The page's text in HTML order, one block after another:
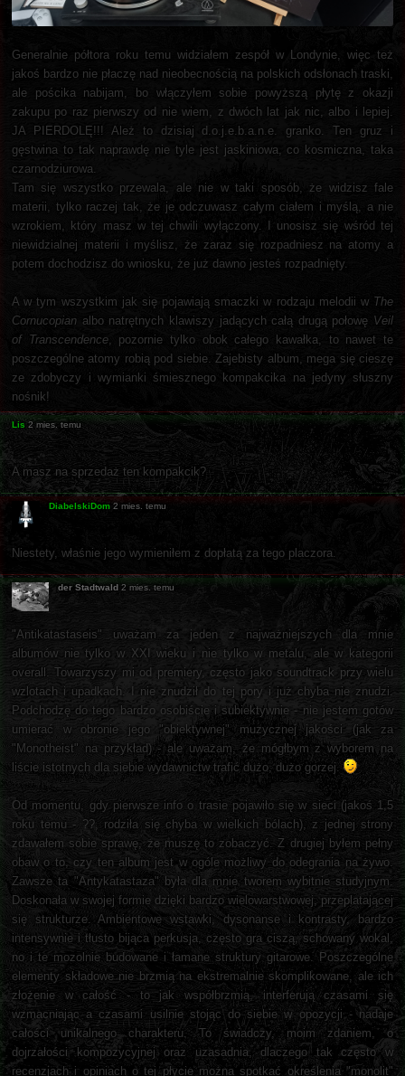
Generalnie półtora roku temu widziałem zespół w Londynie, więc też
jakoś bardzo nie płaczę nad nieobecnością na polskich odsłonach traski,
ale pościka nabijam, bo włączyłem sobie powyższą płytę z okazji
zakupu po raz pierwszy od nie wiem, z dwóch lat jak nic, albo i lepiej.
JA PIERDOLĘ!!! Ależ to dzisiaj d.o.j.e.b.a.n.e. granko. Ten gruz i
gęstwina to tak naprawdę nie tyle jest jaskiniowa, co kosmiczna, taka
czarnodziurowa.
Tam się wszystko przewala, ale nie w taki sposób, że widzisz fale
materii, tylko raczej tak, że je odczuwasz całym ciałem i myślą, a nie
wzrokiem, który masz w tej chwili wyłączony. I unosisz się wśród tej
niewidzialnej materii i myślisz, że zaraz się rozpadniesz na atomy a
potem dochodzisz do wniosku, że już dawno jesteś rozpadnięty.
A w tym wszystkim jak się pojawiają smaczki w rodzaju melodii w The
Cornucopian albo natrętnych klawiszy jadących całą drugą połowę Veil
of Transcendence, pozornie tylko obok całego kawałka, to nawet te
poszczególne atomy robią pod siebie. Zajebisty album, mega się cieszę
ze zdobyczy i wymianki śmiesznego kompakcika na jedyny słuszny
nośnik!
Lis 2 mies. temu
A masz na sprzedaż ten kompakcik?
DiabelskiDom 2 mies. temu
Niestety, właśnie jego wymieniłem z dopłatą za tego placzora.
der Stadtwald 2 mies. temu
"Antikatastaseis" uważam za jeden z najważniejszych dla mnie
albumów nie tylko w XXI wieku i nie tylko w metalu, ale w kategorii
overall. Towarzyszy mi od premiery, często jako soundtrack przy wielu
wzlotach i upadkach. I nie znudził do tej pory i już chyba nie znudzi.
Podchodzę do tego bardzo osobiście i subiektywnie - nie jestem gotów
umierać w obronie jego "obiektywnej" muzycznej jakości (jak za
"Monotheist" na przykład) - ale uważam, że mógłbym z wyborem na
liście istotnych dla siebie wydawnictw trafić dużo, dużo gorzej.
Od momentu, gdy pierwsze info o trasie pojawiło się w sieci (jakoś 1,5
roku temu - ??, rodziła się chyba w wielkich bólach), z jednej strony
zdawałem sobie sprawę, że muszę to zobaczyć. Z drugiej byłem pełny
obaw o to, czy ten album jest w ogóle możliwy do odegrania na żywo.
Zawsze ta "Antykatastaza" była dla mnie tworem wybitnie studyjnym.
Doskonała w swojej formie dzięki bardzo wielowarstwowej, przeplatającej
się strukturze. Ambientowe wstawki, dysonanse i kontrasty, bardzo
intensywnie i tłusto bijąca perkusja, często gra ciszą, schowany wokal,
no i te mozolnie budowane i łamane struktury gitarowe. Poszczególne
elementy składowe nie brzmią na ekstremalnie skomplikowane, ale ich
złożenie w całość - to jak współbrzmią, interferują czasami się
wzmacniając a czasami usilnie stojąc do siebie w opozycji - nadaje
całości unikalnego charakteru. To świadczy, moim zdaniem, o
dojrzałości kompozycyjnej oraz uzasadnia, dlaczego tak często w
recenzjach i opiniach o tej płycie można spotkać określenia "monolit"